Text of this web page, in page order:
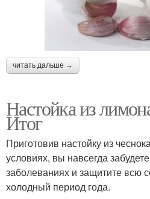
читать дальше →
Настойка из
Итог
Приготовив настойку из
условиях, вы навсегда
заболеваниях и защитите всю
холодный период года.